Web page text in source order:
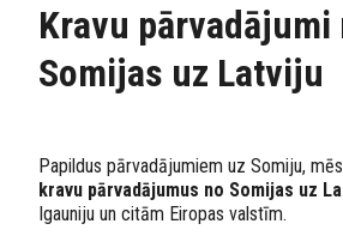
Kravu pārvadājumi
Somijas uz Latviju
Papildus pārvadājumiem uz Somiju,
kravu pārvadājumus no Somijas uz
Igauniju un citām Eiropas valstīm.